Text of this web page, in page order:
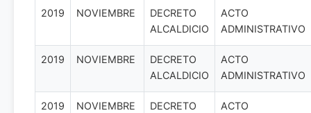
2019 NOVIEMBRE
DECRETO
ALCALDICIO
ACTO
ADMINISTRATIVO
2019 NOVIEMBRE
DECRETO
ALCALDICIO
ACTO
ADMINISTRATIVO
2019 NOVIEMBRE DECRETO ACTO